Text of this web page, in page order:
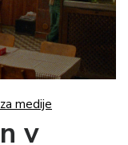
medije
v